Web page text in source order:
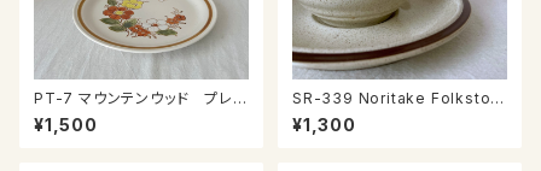
PT-7 マウンテンウッド プレー
ト
¥1,500
SR-339 Noritake Folkston
e カップ＆ソーサー
¥1,300